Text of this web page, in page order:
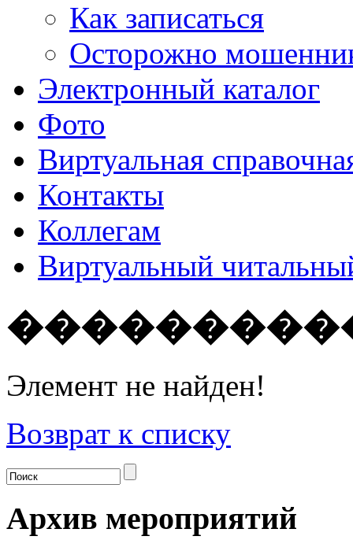
Как записаться
Осторожно
Электронный каталог
Фото
Виртуальная
Контакты
Коллегам
Виртуальный
Элемент не найден!
Возврат к списку
Архив мероприятий